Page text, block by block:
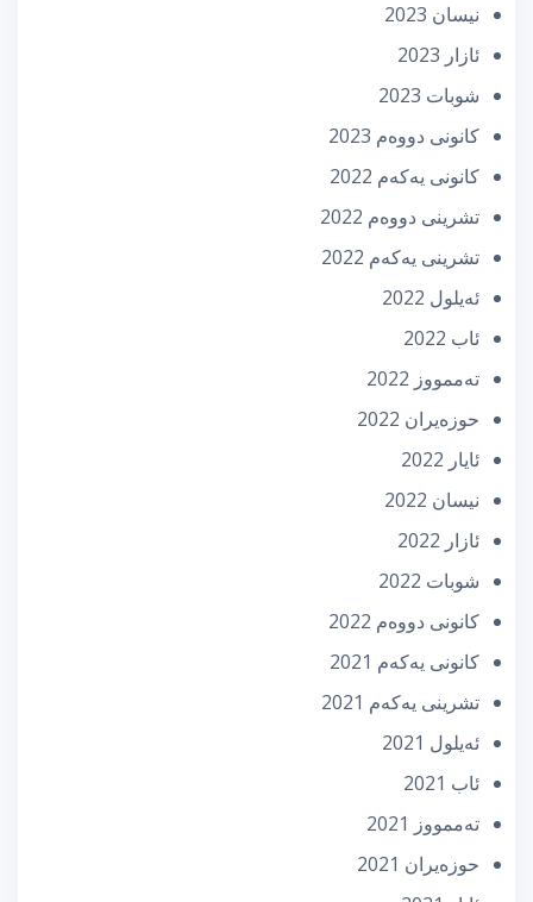
نیسان 2023
ئازار 2023
شوبات 2023
كانونی دووه‌م 2023
كانونی یه‌كه‌م 2022
تشرینی دووه‌م 2022
تشرینی یه‌كه‌م 2022
ئه‌یلول 2022
ئاب 2022
تەممووز 2022
حوزه‌یران 2022
ئایار 2022
نیسان 2022
ئازار 2022
شوبات 2022
كانونی دووه‌م 2022
كانونی یه‌كه‌م 2021
تشرینی یه‌كه‌م 2021
ئه‌یلول 2021
ئاب 2021
تەممووز 2021
حوزه‌یران 2021